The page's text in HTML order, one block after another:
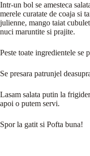
Intr-un bol se amesteca
merele curatate de coaja si
julienne, mango taiat
nuci maruntite si prajite.
Peste toate ingredientele se
Se presara patrunjel
Lasam salata putin la
apoi o putem servi.
Spor la gatit si Pofta buna!